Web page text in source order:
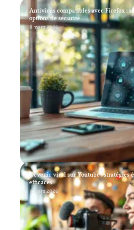
Antivirus compatibles avec Firefox :
options de sécurité
11 mars 2026
Devenir viral sur Youtube : stratégies
efficaces
11 mars 2026